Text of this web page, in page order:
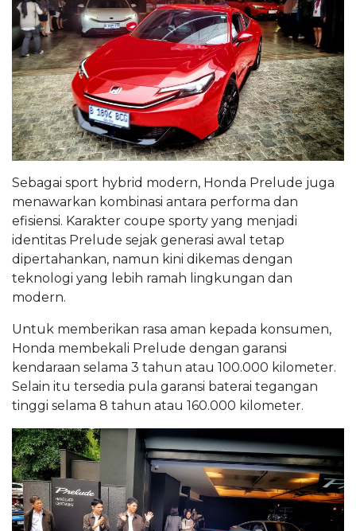
Sebagai sport hybrid modern, Honda Prelude juga
menawarkan kombinasi antara performa dan
efisiensi. Karakter coupe sporty yang menjadi
identitas Prelude sejak generasi awal tetap
dipertahankan, namun kini dikemas dengan
teknologi yang lebih ramah lingkungan dan
modern.
Untuk memberikan rasa aman kepada konsumen,
Honda membekali Prelude dengan garansi
kendaraan selama 3 tahun atau 100.000 kilometer.
Selain itu tersedia pula garansi baterai tegangan
tinggi selama 8 tahun atau 160.000 kilometer.